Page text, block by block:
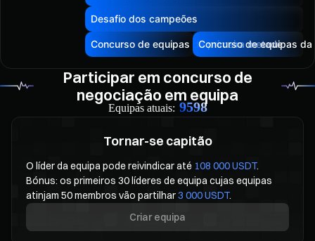
Desafio dos campeões
Concurso de equipas da primeira metade
Concurso de equipas
Participar em concurso de
negociação em equipa
Equipas atuais: 9598
Tornar-se capitão
O líder da equipa pode reivindicar até 108 000 USDT.
Bónus: os primeiros 30 líderes de equipa cujas equipas
atinjam 50 membros vão partilhar3 000 USDT.
Criar equipa